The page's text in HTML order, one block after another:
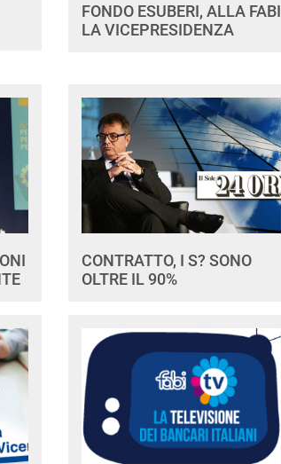
FONDO ESUBERI, ALLA FABI
LA VICEPRESIDENZA
CONTRATTO, I S? SONO
OLTRE IL 90%